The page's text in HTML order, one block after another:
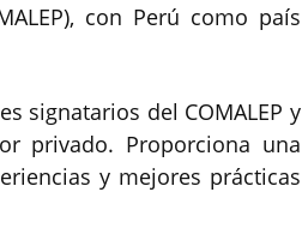
con Perú como país
signatarios del COMALEP y
privado. Proporciona una
y mejores prácticas